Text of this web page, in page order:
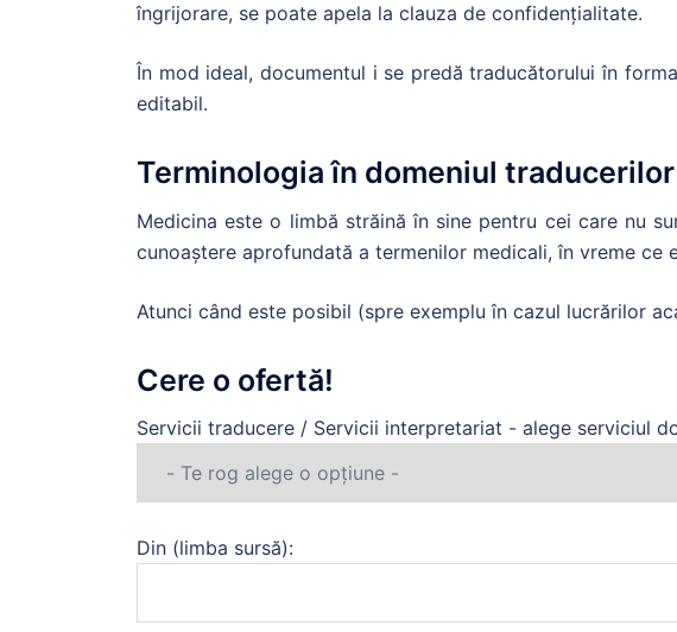
îngrijorare, se poate apela la clauza de confidențialitate.
În mod ideal, documentul i se predă traducătorului în
editabil.
Terminologia în domeniul
Medicina este o limbă străină în sine pentru cei care nu
cunoaștere aprofundată a termenilor medicali, în vreme
Atunci când este posibil (spre exemplu în cazul lucrărilor
Cere o ofertă!
Servicii traducere / Servicii interpretariat - alege serviciul
Din (limba sursă):